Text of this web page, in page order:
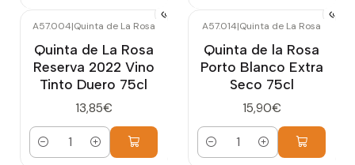
A57.004|Quinta de La Rosa
Quinta de La Rosa
Reserva 2022 Vino
Tinto Duero 75cl
13,85€
Cantidad
A57.014|Quinta de La Rosa
Quinta de la Rosa
Porto Blanco Extra
Seco 75cl
15,90€
Cantidad